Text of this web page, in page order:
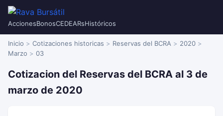
AccionesBonosCEDEARsHistóricos
Inicio Cotizaciones historicas Reservas del BCRA
2020
Marzo
03
Cotizacion del Reservas del BCRA al 3 de
marzo de 2020